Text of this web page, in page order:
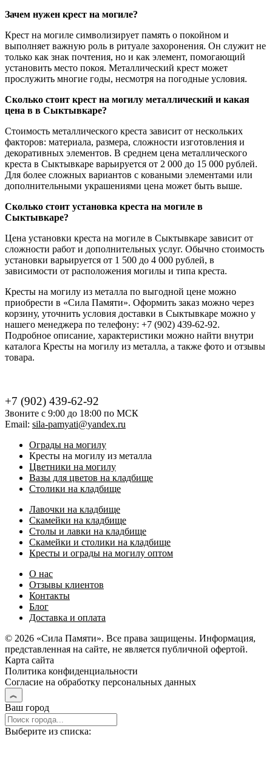
Зачем нужен крест на могиле?
Крест на могиле символизирует память о покойном и
выполняет важную роль в ритуале захоронения. Он служит не
только как знак почтения, но и как элемент, помогающий
установить место покоя. Металлический крест может
прослужить многие годы, несмотря на погодные условия.
Сколько стоит крест на могилу металлический и какая
цена в в Сыктывкаре?
Стоимость металлического креста зависит от нескольких
факторов: материала, размера, сложности изготовления и
декоративных элементов. В среднем цена металлического
креста в Сыктывкаре варьируется от 2 000 до 15 000 рублей.
Для более сложных вариантов с коваными элементами или
дополнительными украшениями цена может быть выше.
Сколько стоит установка креста на могиле в
Сыктывкаре?
Цена установки креста на могиле в Сыктывкаре зависит от
сложности работ и дополнительных услуг. Обычно стоимость
установки варьируется от 1 500 до 4 000 рублей, в
зависимости от расположения могилы и типа креста.
Кресты на могилу из металла по выгодной цене можно
приобрести в «Сила Памяти». Оформить заказ можно через
корзину, уточнить условия доставки в Сыктывкаре можно у
нашего менеджера по телефону: +7 (902) 439-62-92.
Подробное описание, характеристики можно найти внутри
каталога Кресты на могилу из металла, а также фото и отзывы
товара.
+7 (902) 439-62-92
Звоните с 9:00 до 18:00 по МСК
Email: sila-pamyati@yandex.ru
Ограды на могилу
Кресты на могилу из металла
Цветники на могилу
Вазы для цветов на кладбище
Столики на кладбище
Лавочки на кладбище
Скамейки на кладбище
Столы и лавки на кладбище
Скамейки и столики на кладбище
Кресты и ограды на могилу оптом
О нас
Отзывы клиентов
Контакты
Блог
Доставка и оплата
© 2026 «Сила Памяти». Все права защищены. Информация,
представленная на сайте, не является публичной офертой.
Карта сайта
Политика конфиденциальности
Согласие на обработку персональных данных
Ваш город
Выберите из списка: